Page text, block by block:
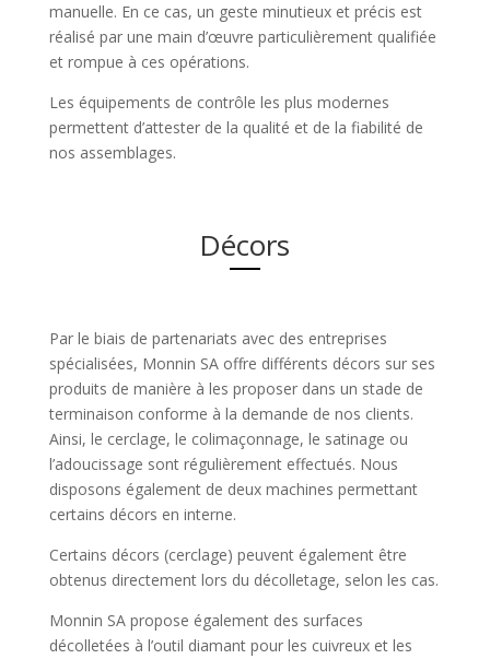
manuelle. En ce cas, un geste minutieux et précis est
réalisé par une main d’œuvre particulièrement qualifiée
et rompue à ces opérations.
Les équipements de contrôle les plus modernes
permettent d’attester de la qualité et de la fiabilité de
nos assemblages.
Décors
Par le biais de partenariats avec des entreprises
spécialisées, Monnin SA offre différents décors sur ses
produits de manière à les proposer dans un stade de
terminaison conforme à la demande de nos clients.
Ainsi, le cerclage, le colimaçonnage, le satinage ou
l’adoucissage sont régulièrement effectués. Nous
disposons également de deux machines permettant
certains décors en interne.
Certains décors (cerclage) peuvent également être
obtenus directement lors du décolletage, selon les cas.
Monnin SA propose également des surfaces
décolletées à l’outil diamant pour les cuivreux et les